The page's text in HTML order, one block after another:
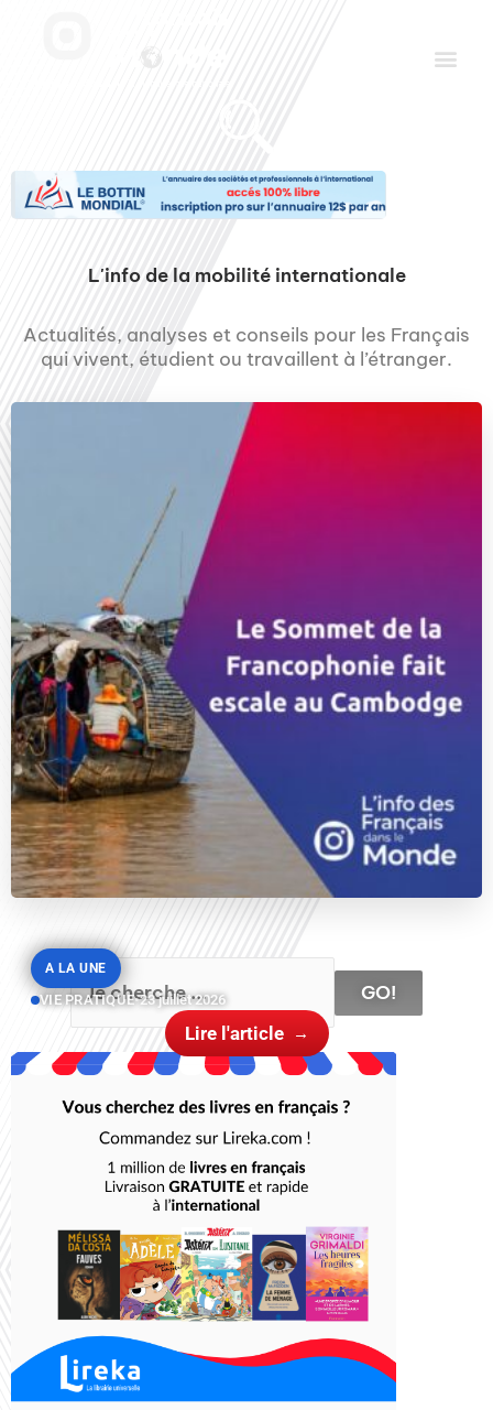
L'info de la mobilité internationale
Actualités, analyses et conseils pour les Français
qui vivent, étudient ou travaillent à l’étranger.
A LA UNE
VIE PRATIQUE•23 juillet 2026
Lire l'article
GO!